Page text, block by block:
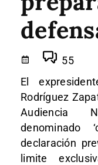
55
El
Rodríguez
Audiencia
denominado
declaración
limite